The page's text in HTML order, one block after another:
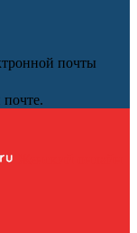
почты